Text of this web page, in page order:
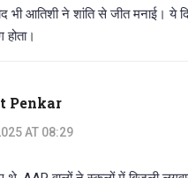
भी आतिशी ने शांति से जीत मनाई। ये
Penkar
AT 08:29